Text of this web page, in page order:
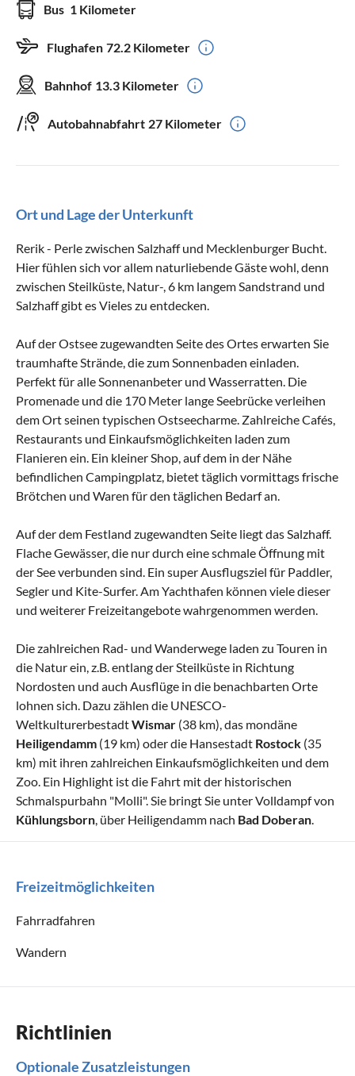
Bus 1 Kilometer
Flughafen 72.2 Kilometer
Bahnhof 13.3 Kilometer
Autobahnabfahrt 27 Kilometer
Ort und Lage der Unterkunft
Rerik - Perle zwischen Salzhaff und Mecklenburger Bucht.
Hier fühlen sich vor allem naturliebende Gäste wohl, denn
zwischen Steilküste, Natur-, 6 km langem Sandstrand und
Salzhaff gibt es Vieles zu entdecken.
Auf der Ostsee zugewandten Seite des Ortes erwarten Sie
traumhafte Strände, die zum Sonnenbaden einladen.
Perfekt für alle Sonnenanbeter und Wasserratten. Die
Promenade und die 170 Meter lange Seebrücke verleihen
dem Ort seinen typischen Ostseecharme. Zahlreiche Cafés,
Restaurants und Einkaufsmöglichkeiten laden zum
Flanieren ein. Ein kleiner Shop, auf dem in der Nähe
befindlichen Campingplatz, bietet täglich vormittags frische
Brötchen und Waren für den täglichen Bedarf an.
Auf der dem Festland zugewandten Seite liegt das Salzhaff.
Flache Gewässer, die nur durch eine schmale Öffnung mit
der See verbunden sind. Ein super Ausflugsziel für Paddler,
Segler und Kite-Surfer. Am Yachthafen können viele dieser
und weiterer Freizeitangebote wahrgenommen werden.
Die zahlreichen Rad- und Wanderwege laden zu Touren in
die Natur ein, z.B. entlang der Steilküste in Richtung
Nordosten und auch Ausflüge in die benachbarten Orte
lohnen sich. Dazu zählen die UNESCO-
WeltkulturerbestadtWismar (38 km), das mondäne
Heiligendamm (19 km) oder die Hansestadt Rostock (35
km) mit ihren zahlreichen Einkaufsmöglichkeiten und dem
Zoo. Ein Highlight ist die Fahrt mit der historischen
Schmalspurbahn "Molli". Sie bringt Sie unter Volldampf von
Kühlungsborn , über Heiligendamm nach Bad Doberan
Freizeitmöglichkeiten
Fahrradfahren
Wandern
Richtlinien
Optionale Zusatzleistungen